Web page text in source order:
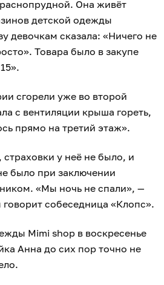
Она живёт
детской одежды
девочкам сказала: «Ничего не
Товара было в закупе
сгорели уже во второй
с вентиляции крыша гореть,
прямо на третий этаж».
у неё не было, и
было при заключении
«Мы ночь не спали», —
собеседница «Клопс».
Mimi shop в воскресенье
Анна до сих пор точно не